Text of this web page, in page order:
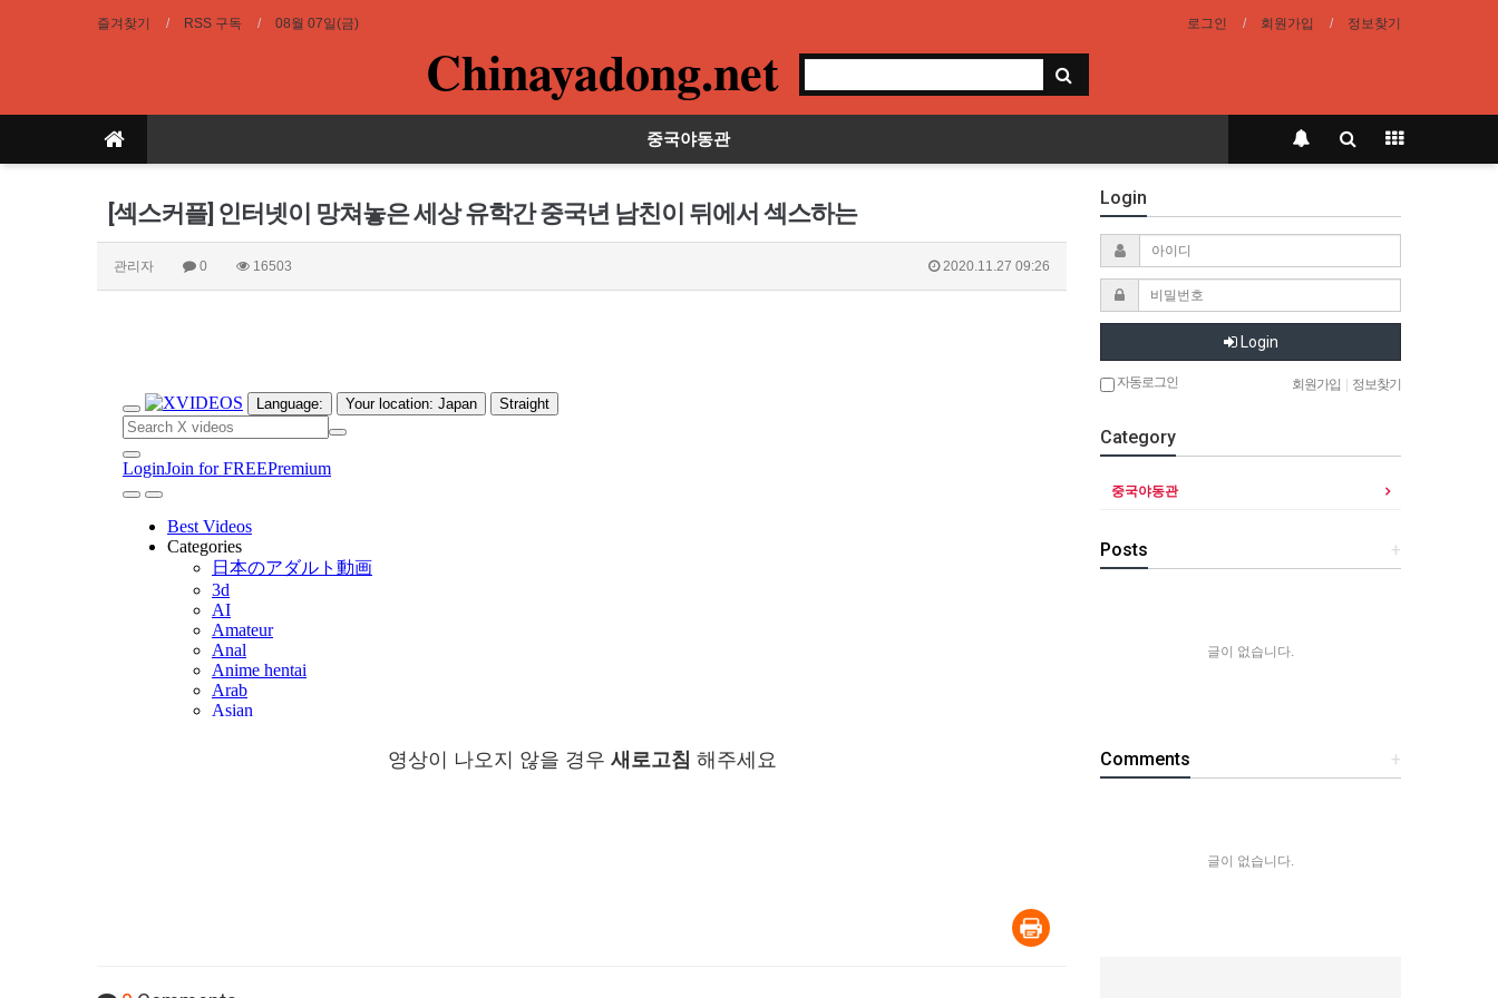
즐겨찾기 RSS 구독 08월 07일(금) 로그인 회원가입 정보찾기
Chinayadong.net
중국야동관
[섹스커플] 인터넷이 망쳐놓은 세상 유학간 중국년 남친이 뒤에서 섹스하는
관리자 0 16503 2020.11.27 09:26
영상이 나오지 않을 경우 새로고침 해주세요
Login
Login
자동로그인 회원가입 정보찾기
Category
중국야동관
+
Posts
글이 없습니다.
+
Comments
글이 없습니다.